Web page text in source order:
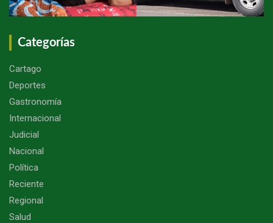
Categorías
Cartago
Deportes
Gastronomía
Internacional
Judicial
Nacional
Política
Reciente
Regional
Salud